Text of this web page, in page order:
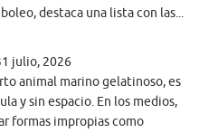
destaca una lista con las...
julio, 2026
animal marino gelatinoso, es
y sin espacio. En los medios,
formas impropias como